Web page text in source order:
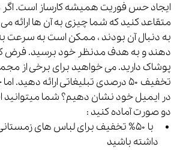
ایجاد حس فوریت همیشه کارساز است. اگر
متقاعد کنید که شما چیزی به آن ها
به دنبال آن بودند ، ممکن است به سرعت
دهند و به هدف مدنظر خود برسید. فرض
پوشاک دارید. می خواهید برای برخی از
تخفیف ۵۰ درصدی تبلیغاتی ارائه
در ایمیل خود نشان دهیم؟ شما میتوانید
دو صورت آماده کنید :
با ۵۰% تخفیف برای لباس های
داشته باشید